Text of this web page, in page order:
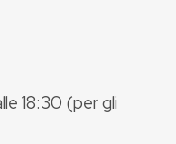
18:30 (per gli